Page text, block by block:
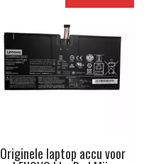
Originele laptop accu voor